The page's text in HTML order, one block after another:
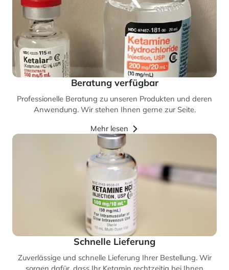
Beratung verfügbar
Professionelle Beratung zu unseren Produkten und deren
Anwendung. Wir stehen Ihnen gerne zur Seite.
Mehr lesen
Schnelle Lieferung
Zuverlässige und schnelle Lieferung Ihrer Bestellung. Wir